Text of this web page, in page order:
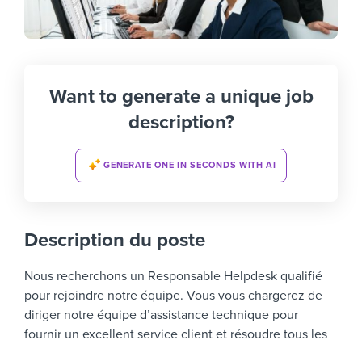
Want to generate a unique job
description?
GENERATE ONE IN SECONDS WITH AI
Description du poste
Nous recherchons un Responsable Helpdesk qualifié
pour rejoindre notre équipe. Vous vous chargerez de
diriger notre équipe d’assistance technique pour
fournir un excellent service client et résoudre tous les